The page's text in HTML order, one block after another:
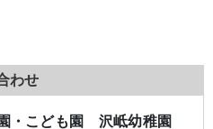
わせ
・こども園 沢岻幼稚園